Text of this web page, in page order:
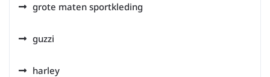
grote maten sportkleding
guzzi
harley